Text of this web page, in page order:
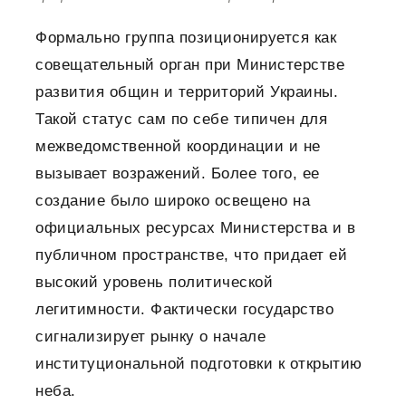
Формально группа позиционируется как
совещательный орган при Министерстве
развития общин и территорий Украины.
Такой статус сам по себе типичен для
межведомственной координации и не
вызывает возражений. Более того, ее
создание было широко освещено на
официальных ресурсах Министерства и в
публичном пространстве, что придает ей
высокий уровень политической
легитимности. Фактически государство
сигнализирует рынку о начале
институциональной подготовки к открытию
неба.